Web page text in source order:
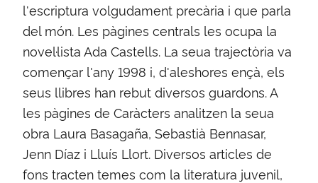
l'escriptura volgudament precària i que parla
del món. Les pàgines centrals les ocupa la
novel·lista Ada Castells. La seua trajectòria va
començar l'any 1998 i, d'aleshores ençà, els
seus llibres han rebut diversos guardons. A
les pàgines de Caràcters analitzen la seua
obra Laura Basagaña, Sebastià Bennasar,
Jenn Díaz i Lluís Llort. Diversos articles de
fons tracten temes com la literatura juvenil,